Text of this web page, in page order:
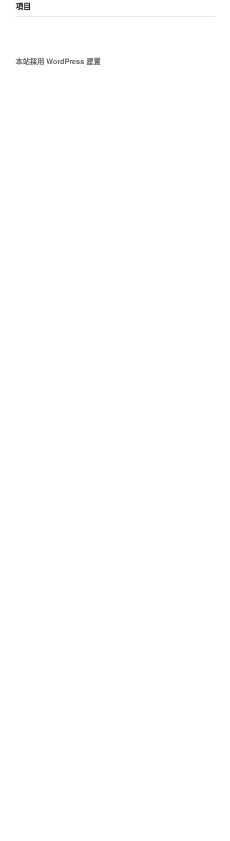
項目
本站採用 WordPress 建置